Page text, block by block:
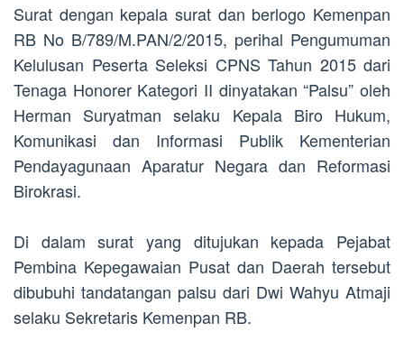
Surat dengan kepala surat dan berlogo Kemenpan
RB No B/789/M.PAN/2/2015, perihal Pengumuman
Kelulusan Peserta Seleksi CPNS Tahun 2015 dari
Tenaga Honorer Kategori II dinyatakan “Palsu” oleh
Herman Suryatman selaku Kepala Biro Hukum,
Komunikasi dan Informasi Publik Kementerian
Pendayagunaan Aparatur Negara dan Reformasi
Birokrasi.
Di dalam surat yang ditujukan kepada Pejabat
Pembina Kepegawaian Pusat dan Daerah tersebut
dibubuhi tandatangan palsu dari Dwi Wahyu Atmaji
selaku Sekretaris Kemenpan RB.